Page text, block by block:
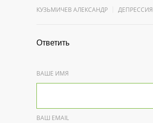
КУЗЬМИЧЕВ АЛЕКСАНДР ДЕПРЕССИЯ
Ответить
ВАШЕ ИМЯ
ВАШ EMAIL